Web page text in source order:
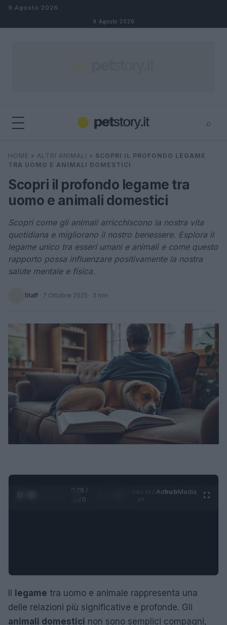
Salta al contenuto
9 Agosto 2026
9 Agosto 2026
⌕
Cerca ⌕
HOME » ALTRI ANIMALI » SCOPRI IL PROFONDO LEGAME
TRA UOMO E ANIMALI DOMESTICI
Scopri il profondo legame tra
uomo e animali domestici
Scopri come gli animali arricchiscono la nostra vita
quotidiana e migliorano il nostro benessere. Esplora il
legame unico tra esseri umani e animali e come questo
rapporto possa influenzare positivamente la nostra
salute mentale e fisica.
Staff · 7 Ottobre 2025 · 3 min
0:29 /
1:20
AdhubMedia
Il legame tra uomo e animale rappresenta una
delle relazioni più significative e profonde. Gli
animali domestici non sono semplici compagni,